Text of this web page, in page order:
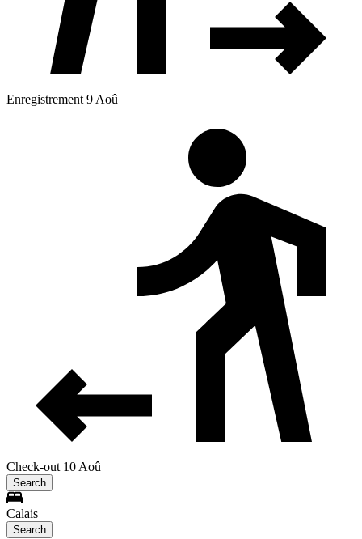
Enregistrement 9 Aoû
Check-out 10 Aoû
Search
Calais
Search